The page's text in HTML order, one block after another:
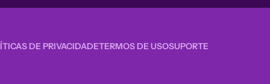
DE PRIVACIDADETERMOS DE USOSUPORTE